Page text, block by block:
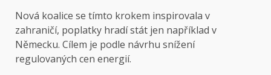
Nová koalice se tímto krokem inspirovala v
zahraničí, poplatky hradí stát jen například v
Německu. Cílem je podle návrhu snížení
regulovaných cen energií.